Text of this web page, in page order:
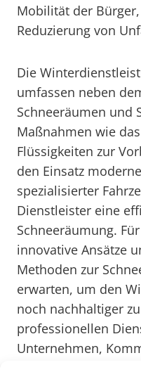
Mobilität der
Reduzierung von
Die
umfassen neben
Schneeräumen und
Maßnahmen wie
Flüssigkeiten zur
den Einsatz
spezialisierter
Dienstleister eine
Schneeräumung.
innovative Ansätze
Methoden zur
erwarten, um den
noch nachhaltiger
professionellen
Unternehmen,